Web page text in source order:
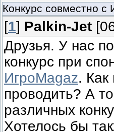
Конкурс совместно с
[1] Palkin-Jet
Друзья. У нас
конкурс при
ИгроMagaz. Как
проводить? А
различных
Хотелось бы